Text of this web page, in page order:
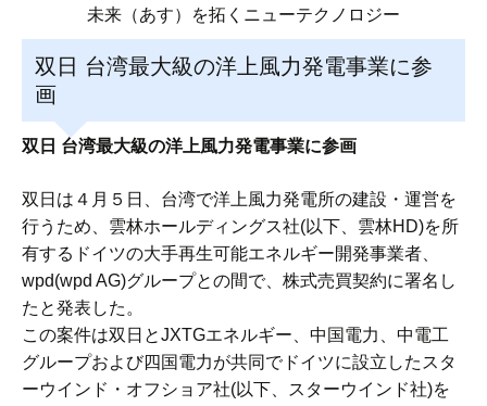
未来（あす）を拓くニューテクノロジー
双日 台湾最大級の洋上風力発電事業に参
画
双日 台湾最大級の洋上風力発電事業に参画
双日は４月５日、台湾で洋上風力発電所の建設・運営を
行うため、雲林ホールディングス社(以下、雲林HD)を所
有するドイツの大手再生可能エネルギー開発事業者、
wpd(wpd AG)グループとの間で、株式売買契約に署名し
たと発表した。
この案件は双日とJXTGエネルギー、中国電力、中電工
グループおよび四国電力が共同でドイツに設立したスタ
ーウインド・オフショア社(以下、スターウインド社)を